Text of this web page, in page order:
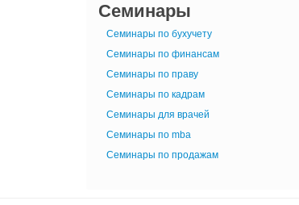
Семинары
Семинары по бухучету
Семинары по финансам
Семинары по праву
Семинары по кадрам
Семинары для врачей
Семинары по mba
Семинары по продажам